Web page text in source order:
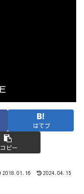
はてブ
コピー
2018.01.16 2024.04.15